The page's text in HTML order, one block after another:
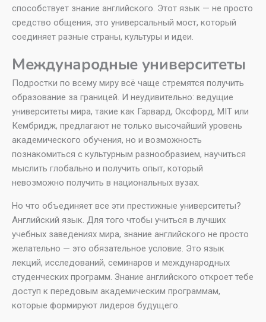
способствует знание английского. Этот язык — не просто
средство общения, это универсальный мост, который
соединяет разные страны, культуры и идеи.
Международные университеты
Подростки по всему миру всё чаще стремятся получить
образование за границей. И неудивительно: ведущие
университеты мира, такие как Гарвард, Оксфорд, MIT или
Кембридж, предлагают не только высочайший уровень
академического обучения, но и возможность
познакомиться с культурным разнообразием, научиться
мыслить глобально и получить опыт, который
невозможно получить в национальных вузах.
Но что объединяет все эти престижные университеты?
Английский язык. Для того чтобы учиться в лучших
учебных заведениях мира, знание английского не просто
желательно — это обязательное условие. Это язык
лекций, исследований, семинаров и международных
студенческих программ. Знание английского откроет тебе
доступ к передовым академическим программам,
которые формируют лидеров будущего.